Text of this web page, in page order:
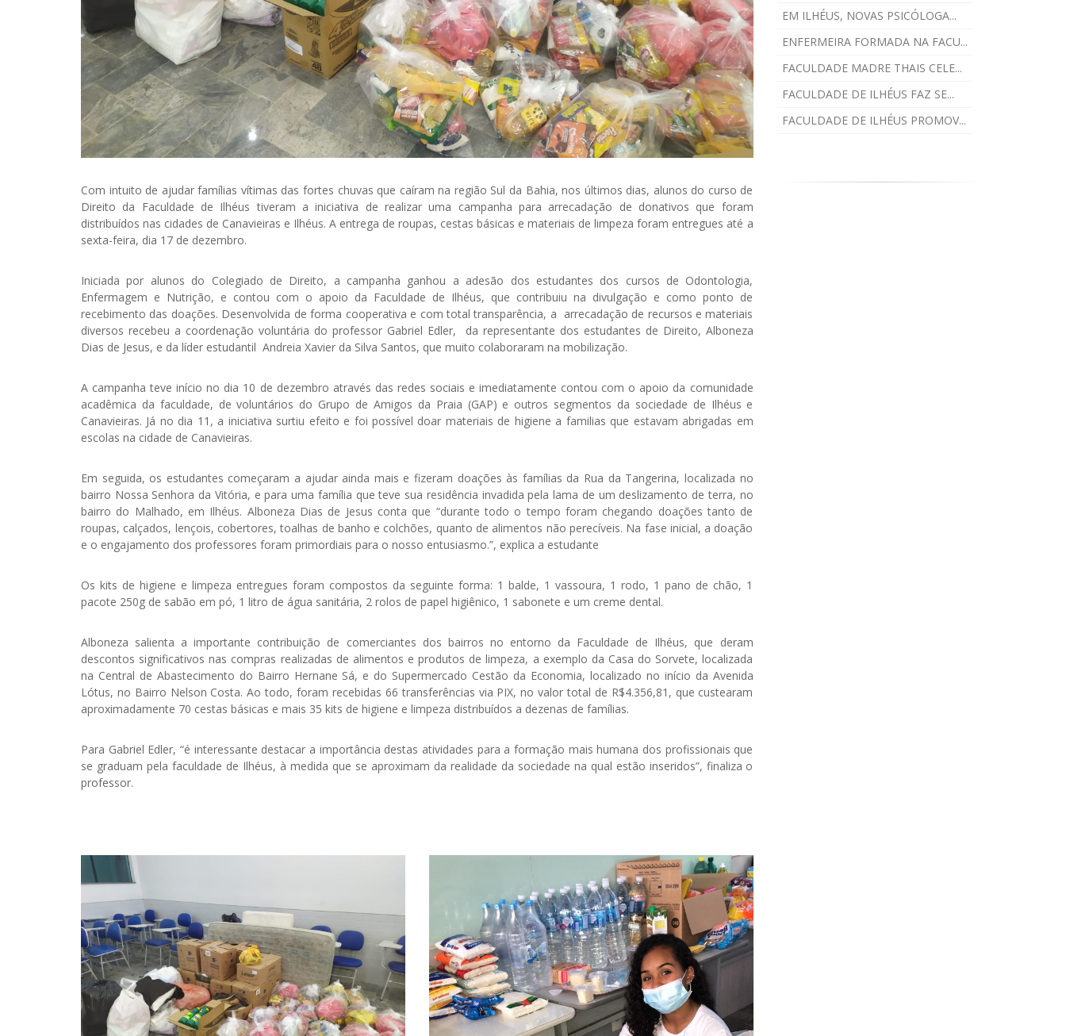
Com intuito de ajudar famílias vítimas das fortes chuvas que caíram na região Sul da Bahia, nos últimos dias, alunos do curso de
Direito da Faculdade de Ilhéus tiveram a iniciativa de realizar uma campanha para arrecadação de donativos que foram
distribuídos nas cidades de Canavieiras e Ilhéus. A entrega de roupas, cestas básicas e materiais de limpeza foram entregues até a
sexta-feira, dia 17 de dezembro.
Iniciada por alunos do Colegiado de Direito, a campanha ganhou a adesão dos estudantes dos cursos de Odontologia,
Enfermagem e Nutrição, e contou com o apoio da Faculdade de Ilhéus, que contribuiu na divulgação e como ponto de
recebimento das doações. Desenvolvida de forma cooperativa e com total transparência, a arrecadação de recursos e materiais
diversos recebeu a coordenação voluntária do professor Gabriel Edler, da representante dos estudantes de Direito, Alboneza
Dias de Jesus, e da líder estudantil Andreia Xavier da Silva Santos, que muito colaboraram na mobilização.
A campanha teve início no dia 10 de dezembro através das redes sociais e imediatamente contou com o apoio da comunidade
acadêmica da faculdade, de voluntários do Grupo de Amigos da Praia (GAP) e outros segmentos da sociedade de Ilhéus e
Canavieiras. Já no dia 11, a iniciativa surtiu efeito e foi possível doar materiais de higiene a familias que estavam abrigadas em
escolas na cidade de Canavieiras.
Em seguida, os estudantes começaram a ajudar ainda mais e fizeram doações às famílias da Rua da Tangerina, localizada no
bairro Nossa Senhora da Vitória, e para uma família que teve sua residência invadida pela lama de um deslizamento de terra, no
bairro do Malhado, em Ilhéus. Alboneza Dias de Jesus conta que “durante todo o tempo foram chegando doações tanto de
roupas, calçados, lençois, cobertores, toalhas de banho e colchões, quanto de alimentos não perecíveis. Na fase inicial, a doação
e o engajamento dos professores foram primordiais para o nosso entusiasmo.”, explica a estudante
Os kits de higiene e limpeza entregues foram compostos da seguinte forma: 1 balde, 1 vassoura, 1 rodo, 1 pano de chão, 1
pacote 250g de sabão em pó, 1 litro de água sanitária, 2 rolos de papel higiênico, 1 sabonete e um creme dental.
Alboneza salienta a importante contribuição de comerciantes dos bairros no entorno da Faculdade de Ilhéus, que deram
descontos significativos nas compras realizadas de alimentos e produtos de limpeza, a exemplo da Casa do Sorvete, localizada
na Central de Abastecimento do Bairro Hernane Sá, e do Supermercado Cestão da Economia, localizado no início da Avenida
Lótus, no Bairro Nelson Costa. Ao todo, foram recebidas 66 transferências via PIX, no valor total de R$4.356,81, que custearam
aproximadamente 70 cestas básicas e mais 35 kits de higiene e limpeza distribuídos a dezenas de famílias.
Para Gabriel Edler, “é interessante destacar a importância destas atividades para a formação mais humana dos profissionais que
se graduam pela faculdade de Ilhéus, à medida que se aproximam da realidade da sociedade na qual estão inseridos”, finaliza o
professor.
EM ILHÉUS, NOVAS PSICÓLOGA...
ENFERMEIRA FORMADA NA FACU...
FACULDADE MADRE THAIS CELE...
FACULDADE DE ILHÉUS FAZ SE...
FACULDADE DE ILHÉUS PROMOV...